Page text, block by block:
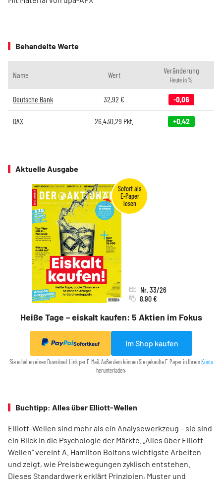
Behandelte Werte
Name Wert Veränderung
Heute in %
Deutsche Bank 32,92 € -0,06
DAX 26.430,29 Pkt. +0,42
Aktuelle Ausgabe
Heiße Tage – eiskalt kaufen: 5 Aktien im Fokus
Nr. 33/26
8,90 €
Sofortkauf Im Shop kaufen
Sie erhalten einen Download-Link per E-Mail. Außerdem können Sie gekaufte E-Paper in Ihrem Konto
herunterladen.
Buchtipp: Alles über Elliott-Wellen
Elliott-Wellen sind mehr als ein Analysewerkzeug – sie sind
ein Blick in die Psychologie der Märkte. „Alles über Elliott-
Wellen“ vereint A. Hamilton Boltons wichtigste Arbeiten
und zeigt, wie Preisbewegungen zyklisch entstehen.
Dieses Standardwerk erklärt Prinzipien, Muster und